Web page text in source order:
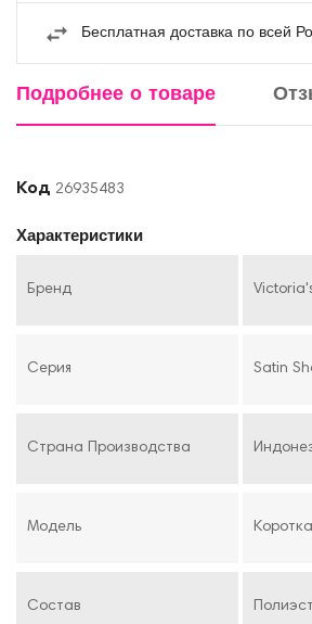
Бесплатная доставка по всей
Подробнее о товаре
Код 26935483
Характеристики
Бренд
Серия Satin
Страна Производства
Модель
Состав